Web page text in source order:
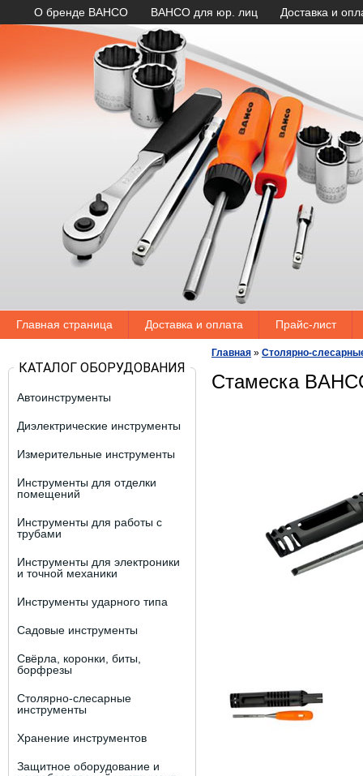
О бренде BAHCO BAHCO для юр. лиц Доставка и
Главная страница Доставка и оплата Прайс-лист
КАТАЛОГ ОБОРУДОВАНИЯ
Автоинструменты
Диэлектрические инструменты
Измерительные инструменты
Инструменты для отделки
помещений
Инструменты для работы с
трубами
Инструменты для электроники
и точной механики
Инструменты ударного типа
Садовые инструменты
Свёрла, коронки, биты,
борфрезы
Столярно-слесарные
инструменты
Хранение инструментов
Защитное оборудование и
Главная » Столярно-
Стамеска